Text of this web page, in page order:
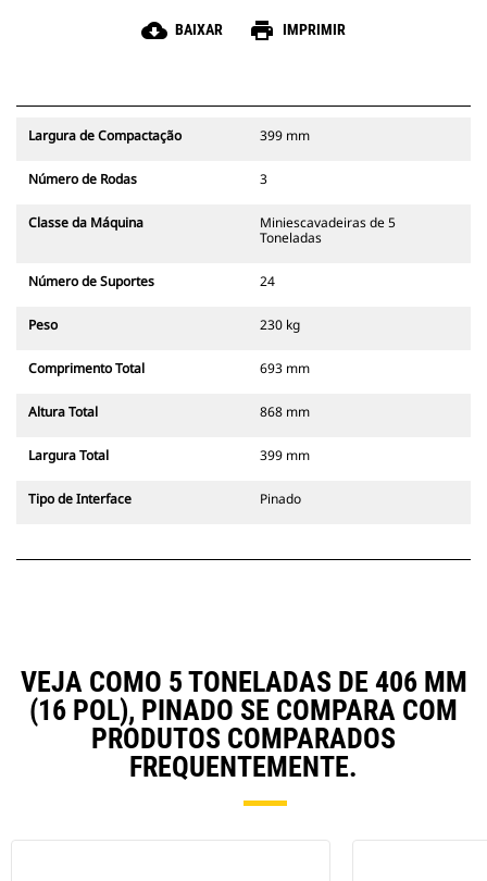
cloud_download BAIXAR print IMPRIMIR
Largura de Compactação 399 mm
Número de Rodas 3
Classe da Máquina
Miniescavadeiras de 5
Toneladas
Número de Suportes 24
Peso 230 kg
Comprimento Total 693 mm
Altura Total 868 mm
Largura Total 399 mm
Tipo de Interface Pinado
VEJA COMO 5 TONELADAS DE 406 MM
(16 POL), PINADO SE COMPARA COM
PRODUTOS COMPARADOS
FREQUENTEMENTE.